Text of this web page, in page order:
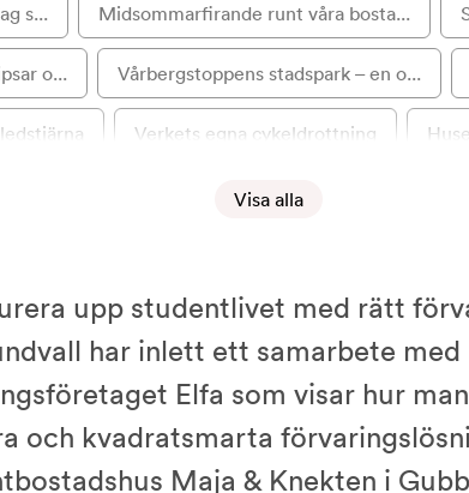
s... Midsommarfirande runt våra bosta...
o... Vårbergstoppens stadspark – en o...
Verkets egna cykeldrottning
Kasvakten – ett nyskapande kvart...
va... ”Det första jag slogs av var ark...
för... Marketenteriet på Rindö snart ti...
Visa alla
upp studentlivet med rätt
har inlett ett samarbete med
Elfa som visar hur
och kvadratsmarta
Maja & Knekten i